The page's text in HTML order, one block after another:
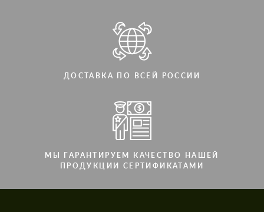
ДОСТАВКА ПО ВСЕЙ РОССИИ
МЫ ГАРАНТИРУЕМ КАЧЕСТВО НАШЕЙ
ПРОДУКЦИИ СЕРТИФИКАТАМИ